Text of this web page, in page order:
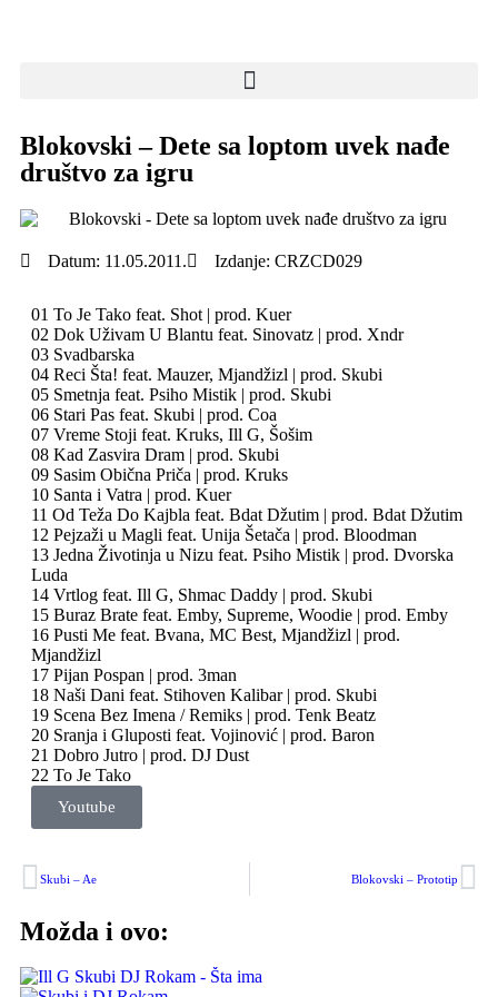
Blokovski – Dete sa loptom uvek nađe
društvo za igru
Datum: 11.05.2011. Izdanje: CRZCD029
01 To Je Tako feat. Shot | prod. Kuer
02 Dok Uživam U Blantu feat. Sinovatz | prod. Xndr
03 Svadbarska
04 Reci Šta! feat. Mauzer, Mjandžizl | prod. Skubi
05 Smetnja feat. Psiho Mistik | prod. Skubi
06 Stari Pas feat. Skubi | prod. Coa
07 Vreme Stoji feat. Kruks, Ill G, Šošim
08 Kad Zasvira Dram | prod. Skubi
09 Sasim Obična Priča | prod. Kruks
10 Santa i Vatra | prod. Kuer
11 Od Teža Do Kajbla feat. Bdat Džutim | prod. Bdat Džutim
12 Pejzaži u Magli feat. Unija Šetača | prod. Bloodman
13 Jedna Životinja u Nizu feat. Psiho Mistik | prod. Dvorska
Luda
14 Vrtlog feat. Ill G, Shmac Daddy | prod. Skubi
15 Buraz Brate feat. Emby, Supreme, Woodie | prod. Emby
16 Pusti Me feat. Bvana, MC Best, Mjandžizl | prod.
Mjandžizl
17 Pijan Pospan | prod. 3man
18 Naši Dani feat. Stihoven Kalibar | prod. Skubi
19 Scena Bez Imena / Remiks | prod. Tenk Beatz
20 Sranja i Gluposti feat. Vojinović | prod. Baron
21 Dobro Jutro | prod. DJ Dust
22 To Je Tako
Youtube
Skubi – Ae Blokovski – Prototip
Možda i ovo: